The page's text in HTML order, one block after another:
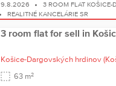
9.8.2026
3 ROOM FLAT
REALITNÉ KANCELÁRIE SR
3 room flat for sell in
Košice-Dargovských hrdinov
63 m2